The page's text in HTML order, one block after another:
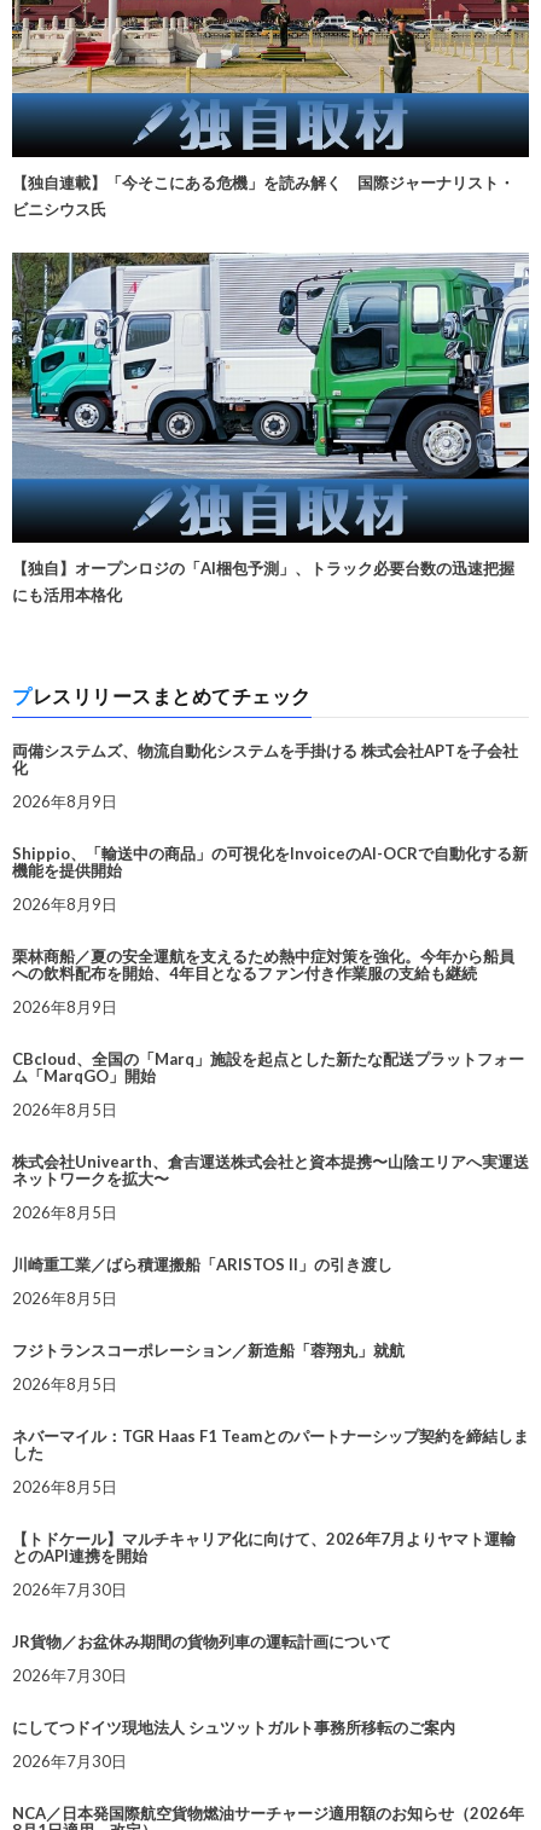
【独自連載】「今そこにある危機」を読み解く 国際ジャーナリスト・
ビニシウス氏
【独自】オープンロジの「AI梱包予測」、トラック必要台数の迅速把握
にも活用本格化
プレスリリースまとめてチェック
両備システムズ、物流自動化システムを手掛ける 株式会社APTを子会社
化
2026年8月9日
Shippio、「輸送中の商品」の可視化をInvoiceのAI-OCRで自動化する新
機能を提供開始
2026年8月9日
栗林商船／夏の安全運航を支えるため熱中症対策を強化。今年から船員
への飲料配布を開始、4年目となるファン付き作業服の支給も継続
2026年8月9日
CBcloud、全国の「Marq」施設を起点とした新たな配送プラットフォー
ム「MarqGO」開始
2026年8月5日
株式会社Univearth、倉吉運送株式会社と資本提携〜山陰エリアへ実運送
ネットワークを拡大〜
2026年8月5日
川崎重工業／ばら積運搬船「ARISTOS II」の引き渡し
2026年8月5日
フジトランスコーポレーション／新造船「蓉翔丸」就航
2026年8月5日
ネバーマイル：TGR Haas F1 Teamとのパートナーシップ契約を締結しま
した
2026年8月5日
【トドケール】マルチキャリア化に向けて、2026年7月よりヤマト運輸
とのAPI連携を開始
2026年7月30日
JR貨物／お盆休み期間の貨物列車の運転計画について
2026年7月30日
にしてつドイツ現地法人 シュツットガルト事務所移転のご案内
2026年7月30日
NCA／日本発国際航空貨物燃油サーチャージ適用額のお知らせ（2026年